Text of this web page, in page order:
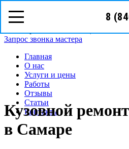
8
8 (846)
Самара, ул.
Запрос звонка мастера
Главная
О нас
Услуги и цены
Работы
Отзывы
Статьи
Контакты
Кузовной
в Самаре